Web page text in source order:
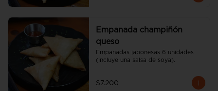
Empanada champiñón
queso
Empanadas japonesas 6 unidades
(incluye una salsa de soya).
$7.200